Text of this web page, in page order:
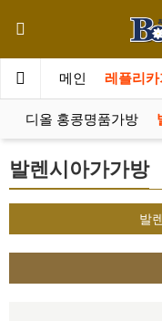
메인 레플리
디올 홍콩명품가방
발렌시아가가방
발